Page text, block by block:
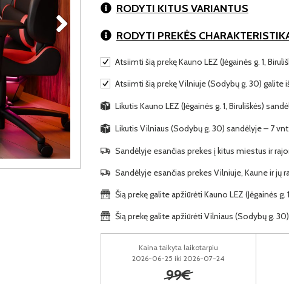
RODYTI KITUS VARIANTUS
RODYTI PREKĖS
Atsiimti šią prekę Kauno LEZ (Jėgainės g. 1,
Atsiimti šią prekę Vilniuje (Sodybų g. 30) galite
Likutis Kauno LEZ (Jėgainės g. 1, Biruliškės)
Likutis Vilniaus (Sodybų g. 30) sandėlyje – 7 vnt.
Sandėlyje esančias prekes į kitus miestus ir
Sandėlyje esančias prekes Vilniuje, Kaune ir jų
Šią prekę galite apžiūrėti Kauno LEZ (Jėgainės
Šią prekę galite apžiūrėti Vilniaus (Sodybų g.
Kaina taikyta laikotarpiu
2026-06-25 iki 2026-07-24
99€